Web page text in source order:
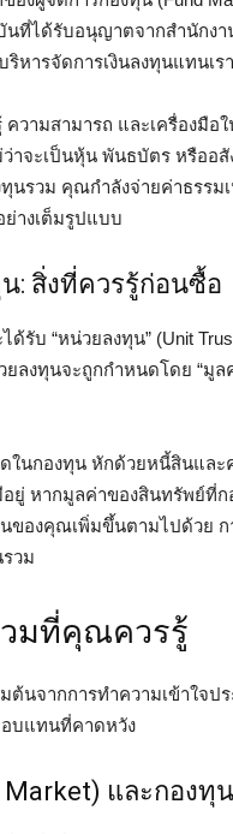
บันที่ได้รับอนุญาตจากสำนัก
หารจัดการเงินลงทุนแทนเรา
ามสามารถ และเครื่องมือ
าจะเป็นหุ้น พันธบัตร หรืออ
รวม คุณกำลังจ่ายค่าธรรม
างเต็มรูปแบบ
: สิ่งที่ควรรู้ก่อนซื้อ
บ “หน่วยลงทุน” (Unit
ลงทุนจะถูกกำหนดโดย “มูล
ในกองทุน หักด้วยหนี้สินและ
ยู่ หากมูลค่าของสินทรัพย์ที่
ของคุณเพิ่มขึ้นตามไปด้วย ก
วม
วมที่คุณควรรู้
ต้นจากการทำความเข้าใจ
อบแทนที่คาดหวัง
และกองทุ